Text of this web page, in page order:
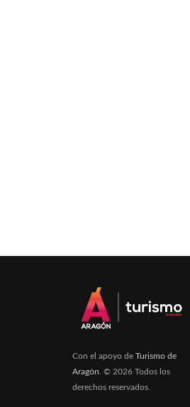
Con el apoyo de Turismo de
Aragón . © 2026 Todos los
derechos reservados.